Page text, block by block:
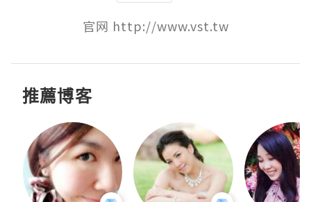
官网 http://www.vst.tw
推薦博客